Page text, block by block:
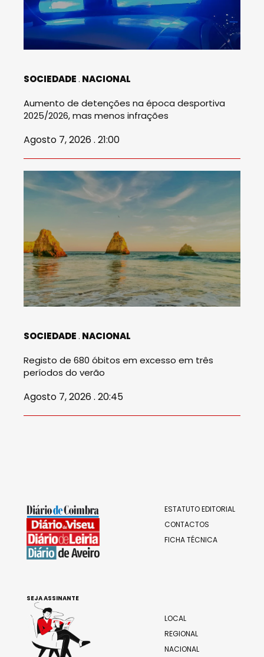
SOCIEDADE NACIONAL
Aumento de detenções na época desportiva
2025/2026, mas menos infrações
Agosto 7, 2026 . 21:00
SOCIEDADE NACIONAL
Registo de 680 óbitos em excesso em três
períodos do verão
Agosto 7, 2026 . 20:45
ESTATUTO EDITORIAL
CONTACTOS
FICHA TÉCNICA
LOCAL
REGIONAL
NACIONAL
SEJA ASSINANTE